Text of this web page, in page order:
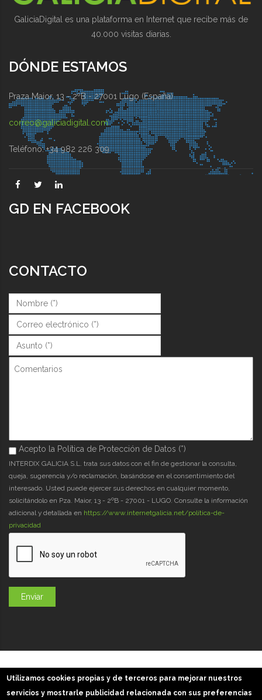
GaliciaDigital es una plataforma en Internet que recibe más de
40.000 visitas diarias.
DÓNDE ESTAMOS
Praza Maior, 13 - 2ºB - 27001 Lugo (España)
correo@galiciadigital.com
Teléfono: +34 982 226 309
GD EN FACEBOOK
CONTACTO
Nombre (*)*
Correo (*)*
Asunto (*)*
Comentarios
Acepto la Política de Protección de Datos (*)
Acepto la Política de Protección de Datos (*)
INTERDIX GALICIA S.L. trata sus datos con el fin de gestionar la consulta,
queja, sugerencia y/o reclamación, basándose en el consentimiento del
interesado. Usted puede ejercer sus derechos en cualquier momento,
solicitándolo en Pza. Maior, 13 - 2ºB - 27001 - LUGO. Consulte la información
adicional y detallada en https://www.internetgalicia.net/política-de-
privacidad
GaliciaDigital 2019-2026
Aviso Legal
Política de Privacidad - Política Cookies
Utilizamos cookies propias y de terceros para mejorar nuestros
servicios y mostrarle publicidad relacionada con sus preferencias